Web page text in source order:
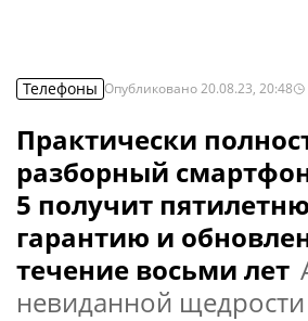
Телефоны Опубликовано20.08.23, 20:48
Практически
разборный
5 получит
гарантию и
течение восьми лет
невиданной щедрости